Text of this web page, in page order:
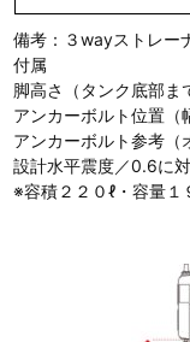
備考：３wayストレー
付属
脚高さ（タンク底部
アンカーボルト位置（
アンカーボルト参考（
設計水平震度／0.6に
※容積２２０ℓ・容量１